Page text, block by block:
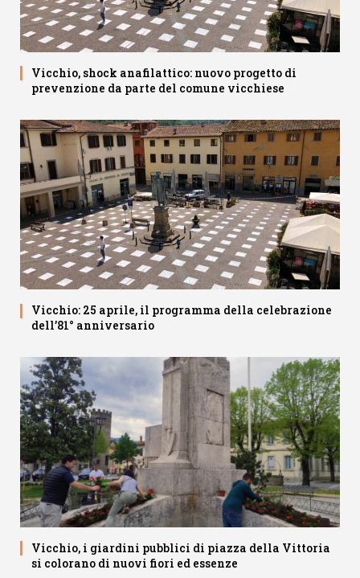
Vicchio, shock anafilattico: nuovo progetto di
prevenzione da parte del comune vicchiese
Vicchio: 25 aprile, il programma della celebrazione
dell’81° anniversario
Vicchio, i giardini pubblici di piazza della Vittoria
si colorano di nuovi fiori ed essenze